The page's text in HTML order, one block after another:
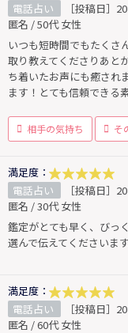
電話占い
［投稿日］
匿名 / 50代 女性
いつも短時間でもたくさ
取り教えてくださりあと
ち着いたお声にも癒され
ます！とても信頼できる
相手の気持ち そ
満足度：
電話占い
［投稿日］
匿名 / 30代 女性
鑑定がとても早く、びっ
選んで伝えてくださいま
満足度：
電話占い
［投稿日］
匿名 / 60代 女性